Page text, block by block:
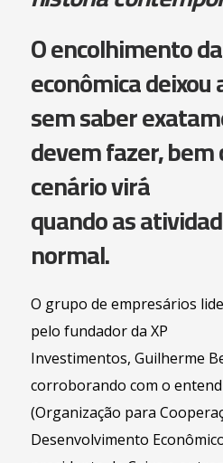
O encolhimento
econômica
sem saber
devem fazer,
cenário virá
quando as
normal.
O grupo de empresários
pelo fundador da XP
Investimentos, Guilherme
corroborando com o
(Organização para
Desenvolvimento